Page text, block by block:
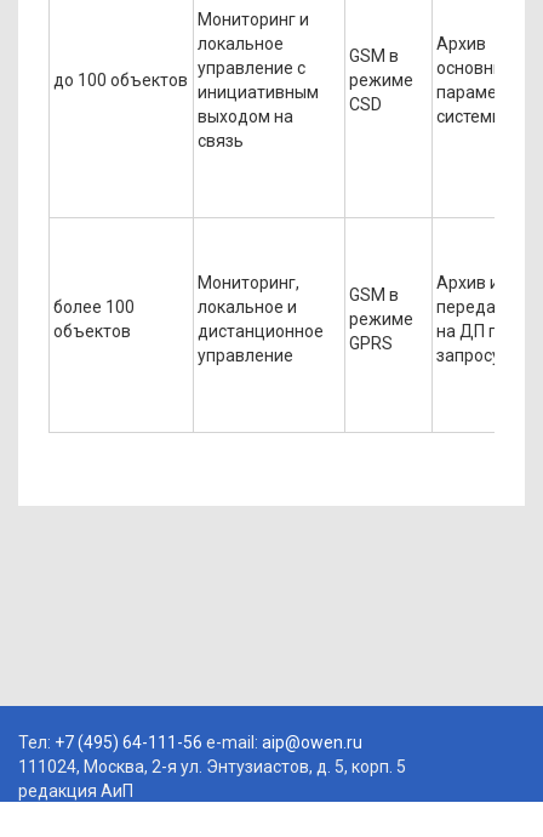
до 100 объектов
Мониторинг и
локальное
управление с
инициативным
выходом на
связь
GSM в
режиме
CSD
Архив
основных
параметров
системы
более 100
объектов
Мониторинг,
локальное и
дистанционное
управление
GSM в
режиме
GPRS
Архив и
передача
на ДП по
запросу
Тел: +7 (495) 64-111-56 e-mail: aip@owen.ru
111024, Москва, 2-я ул. Энтузиастов, д. 5, корп. 5
редакция АиП